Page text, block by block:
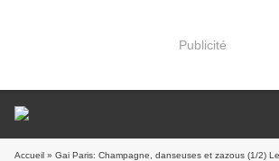
Publicité
Accueil » Gai Paris: Champagne, danseuses et zazous (1/2) Les grandes